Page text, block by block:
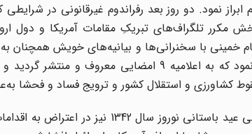
ابراز نمود. دو روز بعد رفراندوم غیرقانونى در
مکرر تلگراف‌هاى تبریکِ مقامات آمریکا و دول
خمینى با سخنرانی‌ها و بیانیه‌هاى خویش همچنان
حال مستدل تنظیم نمود که به اعلامیه 9
کشاورزى و استقلال کشور و ترویج فساد و فحشا
با پیشنهاد امام خمینى عید